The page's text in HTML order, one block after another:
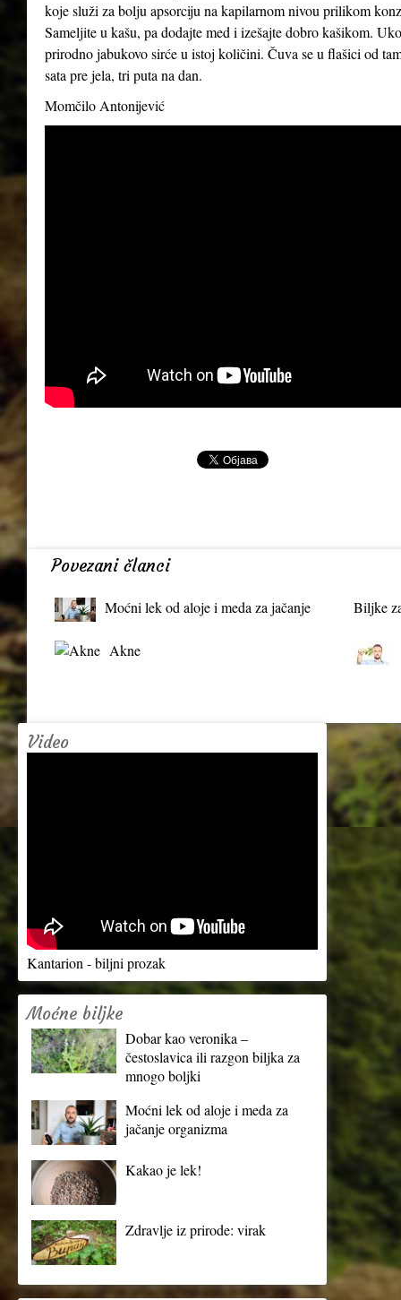
koje služi za bolju apsorciju na kapilarnom nivou prilikom
Sameljite u kašu, pa dodajte med i izešajte dobro kašikom.
prirodno jabukovo sirće u istoj količini. Čuva se u flašici od
sata pre jela, tri puta na dan.
Momčilo Antonijević
Povezani članci
Moćni lek od aloje i meda za jačanje
Biljke
Akne
Video
Kantarion - biljni prozak
Moćne biljke
Dobar kao veronika –
čestoslavica ili razgon biljka za
mnogo boljki
Moćni lek od aloje i meda za
jačanje organizma
Kakao je lek!
Zdravlje iz prirode: virak